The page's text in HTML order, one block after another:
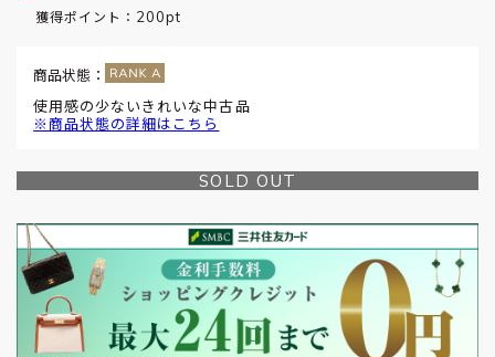
獲得ポイント： 200pt
商品状態：
使用感の少ないきれいな中古品
※商品状態の詳細はこちら
SOLD OUT